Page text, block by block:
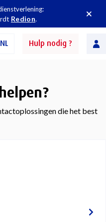
Redion.
NL Hulp nodig ?
die het best